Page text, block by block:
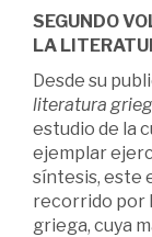
SEGUNDO
LA
Desde su
literatura
estudio de la
ejemplar
síntesis, este
recorrido por
griega, cuya